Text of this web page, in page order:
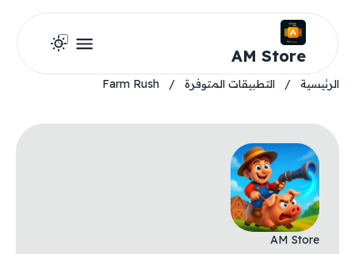
AM Store
الرئيسية / التطبيقات المتوفرة /
Farm Rush
AM Store